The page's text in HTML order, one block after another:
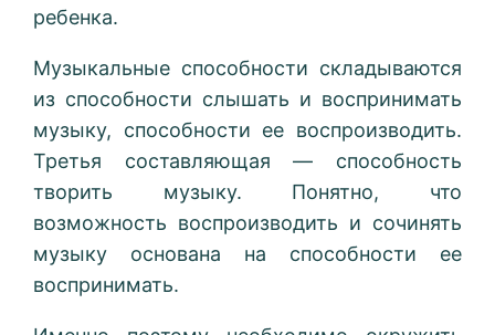
ребенка.
Музыкальные способности складываются
из способности слышать и воспринимать
музыку, способности ее воспроизводить.
Третья составляющая — способность
творить музыку. Понятно, что
возможность воспроизводить и сочинять
музыку основана на способности ее
воспринимать.